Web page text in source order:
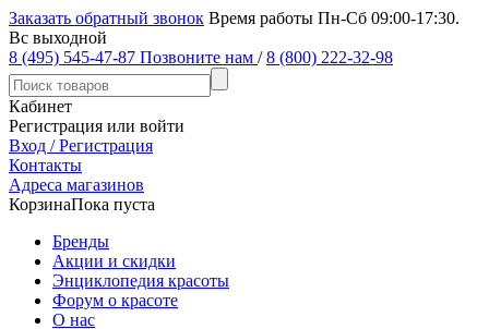
Заказать обратный звонок Время работы Пн-Сб 09:00-17:30.
Вс выходной
8 (495) 545-47-87 Позвоните нам / 8 (800) 222-32-98
Кабинет
Регистрация или войти
Вход / Регистрация
Контакты
Адреса магазинов
КорзинаПока пуста
Бренды
Акции и скидки
Энциклопедия красоты
Форум о красоте
О нас